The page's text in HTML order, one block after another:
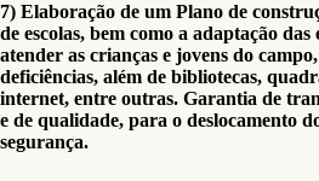
7) Elaboração de um Plano de
de escolas, bem como a adaptação
atender as crianças e jovens do campo,
deficiências, além de bibliotecas,
internet, entre outras. Garantia de
e de qualidade, para o deslocamento
segurança.